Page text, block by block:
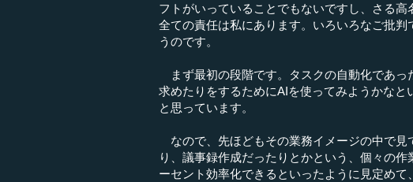
フトがいっていることでもないですし、さる高
全ての責任は私にあります。いろいろなご批
うのです。
まず最初の段階です。タスクの自動化であっ
求めたりをするためにAIを使ってみようかな
と思っています。
なので、先ほどもその業務イメージの中で見
り、議事録作成だったりとかという、個々の
ーセント効率化できるといったように見定め